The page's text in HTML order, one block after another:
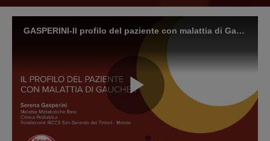
GASPERINI-Il profilo del paziente con malattia di Gaucher
Play